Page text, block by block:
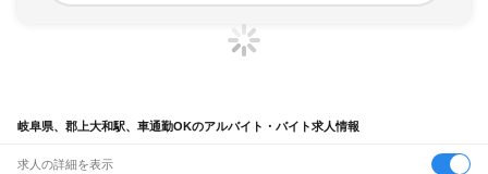
岐阜県、郡上大和駅、車通勤OKのアルバイト・バイト求人情報
求人の詳細を表示